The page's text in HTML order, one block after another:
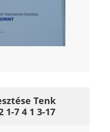
Tenk
1-7 4 1 3-17